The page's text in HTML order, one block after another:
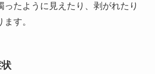
ったように見えたり、剥がれたり
す。